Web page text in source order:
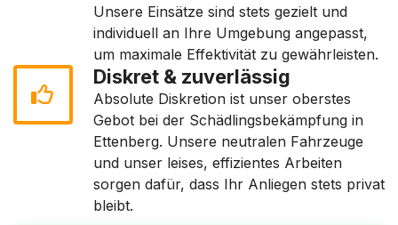
Unsere Einsätze sind stets gezielt und
individuell an Ihre Umgebung angepasst,
um maximale Effektivität zu gewährleisten.
Diskret & zuverlässig
Absolute Diskretion ist unser oberstes
Gebot bei der Schädlingsbekämpfung in
Ettenberg. Unsere neutralen Fahrzeuge
und unser leises, effizientes Arbeiten
sorgen dafür, dass Ihr Anliegen stets privat
bleibt.